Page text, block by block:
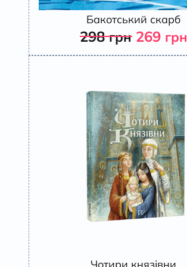
Бакотський скарб
298грн 269 грн